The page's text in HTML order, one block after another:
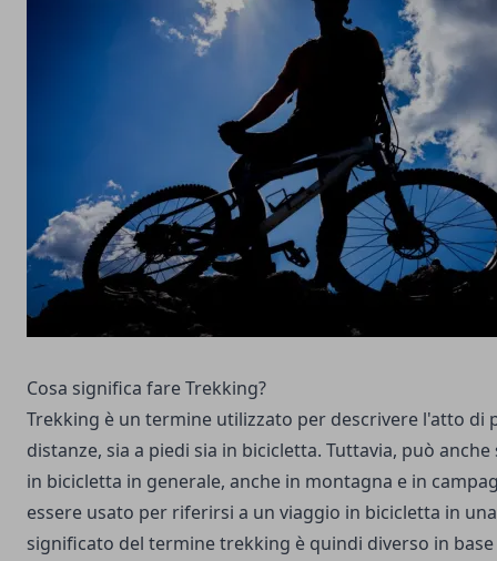
Cosa significa fare Trekking?
Trekking è un termine utilizzato per descrivere l'atto di
distanze, sia a piedi sia in bicicletta. Tuttavia, può
in bicicletta in generale, anche in montagna e in
essere usato per riferirsi a un viaggio in bicicletta in
significato del termine trekking è quindi diverso in